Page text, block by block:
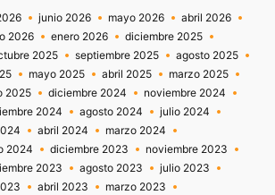
junio 2026 mayo 2026
abril 2026
2026 enero 2026
diciembre 2025
2025 septiembre 2025
agosto 2025
mayo 2025 abril 2025
marzo 2025
2025 diciembre 2024
noviembre 2024
2024 agosto 2024
julio 2024
abril 2024
marzo 2024
2024 diciembre 2023
noviembre 2023
2023 agosto 2023
julio 2023
abril 2023
marzo 2023